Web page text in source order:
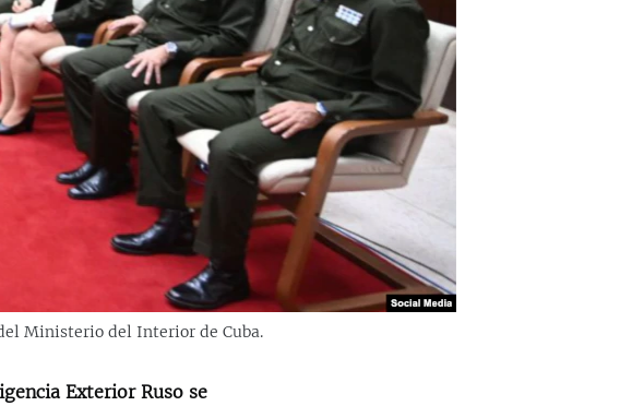
Ministerio del Interior de Cuba.
Exterior Ruso se